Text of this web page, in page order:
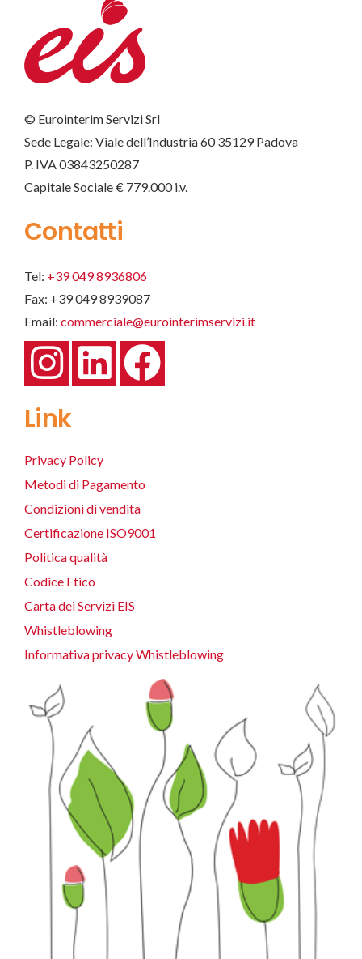
© Eurointerim Servizi Srl
Sede Legale: Viale dell’Industria 60 35129 Padova
P. IVA 03843250287
Capitale Sociale € 779.000 i.v.
Contatti
Tel: +39 049 8936806
Fax: +39 049 8939087
Email: commerciale@eurointerimservizi.it
Link
Privacy Policy
Metodi di Pagamento
Condizioni di vendita
Certificazione ISO9001
Politica qualità
Codice Etico
Carta dei Servizi EIS
Whistleblowing
Informativa privacy Whistleblowing